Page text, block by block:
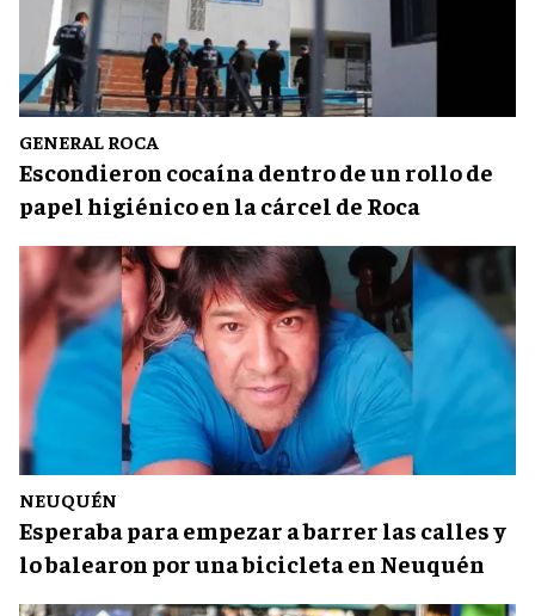
GENERAL ROCA
Escondieron cocaína dentro de un rollo de
papel higiénico en la cárcel de Roca
NEUQUÉN
Esperaba para empezar a barrer las calles y
lo balearon por una bicicleta en Neuquén